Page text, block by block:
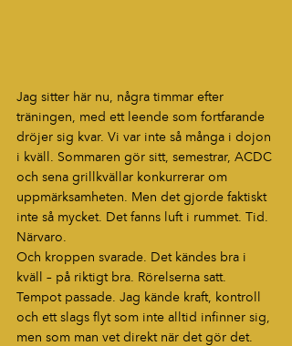
Jag sitter här nu, några timmar efter
träningen, med ett leende som fortfarande
dröjer sig kvar. Vi var inte så många i dojon
i kväll. Sommaren gör sitt, semestrar, ACDC
och sena grillkvällar konkurrerar om
uppmärksamheten. Men det gjorde faktiskt
inte så mycket. Det fanns luft i rummet. Tid.
Närvaro.
Och kroppen svarade. Det kändes bra i
kväll – på riktigt bra. Rörelserna satt.
Tempot passade. Jag kände kraft, kontroll
och ett slags flyt som inte alltid infinner sig,
men som man vet direkt när det gör det.